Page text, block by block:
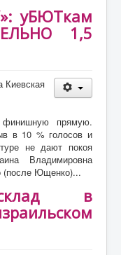
уБЮТкам
1,5
Киевская
прямую.
в 10 % голосов и
не дают покоя
Владимировна
(после Ющенко)...
в